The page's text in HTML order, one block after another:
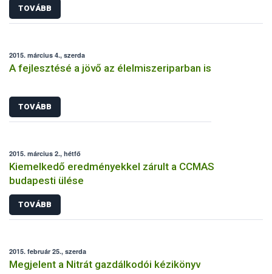
TOVÁBB
2015. március 4., szerda
A fejlesztésé a jövő az élelmiszeriparban is
TOVÁBB
2015. március 2., hétfő
Kiemelkedő eredményekkel zárult a CCMAS
budapesti ülése
TOVÁBB
2015. február 25., szerda
Megjelent a Nitrát gazdálkodói kézikönyv